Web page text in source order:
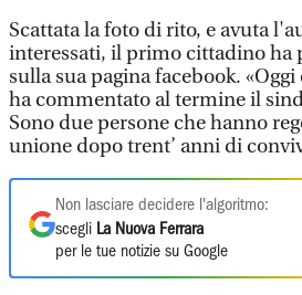
Scattata la foto di rito, e avuta
interessati, il primo cittadino ha
sulla sua pagina facebook.
ha commentato al termine il
Sono due persone che hanno
unione dopo trent’ anni di
Non lasciare decidere l'algoritmo:
scegli La Nuova Ferrara
per le tue notizie su Google